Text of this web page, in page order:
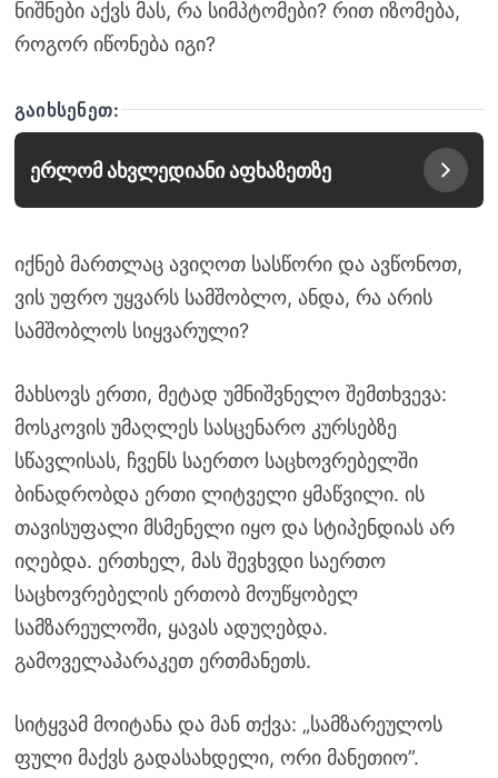
ნიშნები აქვს მას, რა სიმპტომები? რით იზომება,
როგორ იწონება იგი?
ᲒᲐᲘᲮᲡᲔᲜᲔᲗ:
ერლომ ახვლედიანი აფხაზეთზე
იქნებ მართლაც ავიღოთ სასწორი და ავწონოთ,
ვის უფრო უყვარს სამშობლო, ანდა, რა არის
სამშობლოს სიყვარული?
მახსოვს ერთი, მეტად უმნიშვნელო შემთხვევა:
მოსკოვის უმაღლეს სასცენარო კურსებზე
სწავლისას, ჩვენს საერთო საცხოვრებელში
ბინადრობდა ერთი ლიტველი ყმაწვილი. ის
თავისუფალი მსმენელი იყო და სტიპენდიას არ
იღებდა. ერთხელ, მას შევხვდი საერთო
საცხოვრებელის ერთობ მოუწყობელ
სამზარეულოში, ყავას ადუღებდა.
გამოველაპარაკეთ ერთმანეთს.
სიტყვამ მოიტანა და მან თქვა: „სამზარეულოს
ფული მაქვს გადასახდელი, ორი მანეთიო”.